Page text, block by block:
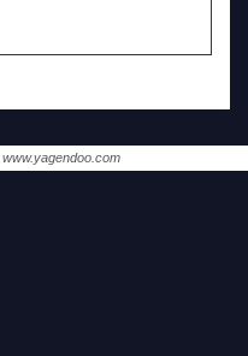
www.yagendoo.com